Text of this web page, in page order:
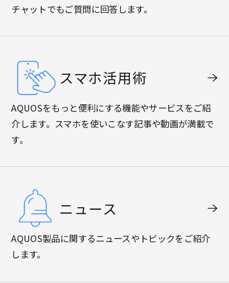
チャットでもご質問に回答します。
スマホ活用術
AQUOSをもっと便利にする機能やサービスをご紹
介します。スマホを使いこなす記事や動画が満載で
す。
ニュース
AQUOS製品に関するニュースやトピックをご紹介
します。